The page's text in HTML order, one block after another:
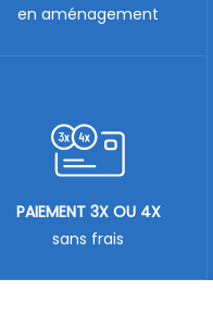
en aménagement
PAIEMENT 3X OU 4X
sans frais